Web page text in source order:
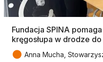
Fundacja SPINA
kręgosłupa w drodze
● Anna Mucha,